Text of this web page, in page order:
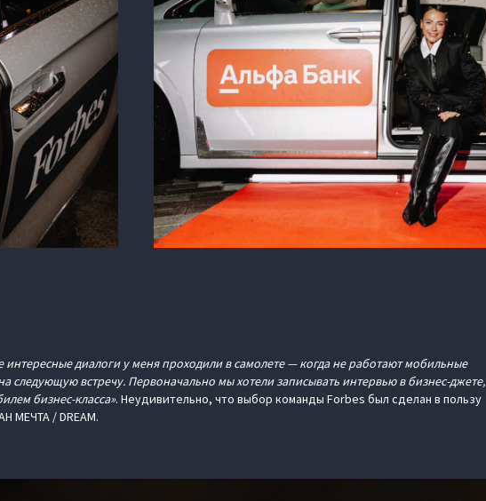
интересные диалоги у меня проходили в самолете — когда не работают мобильные
следующую встречу. Первоначально мы хотели записывать интервью в бизнес-джете,
бизнес-класса». Неудивительно, что выбор команды Forbes был сделан в пользу
МЕЧТА / DREAM.